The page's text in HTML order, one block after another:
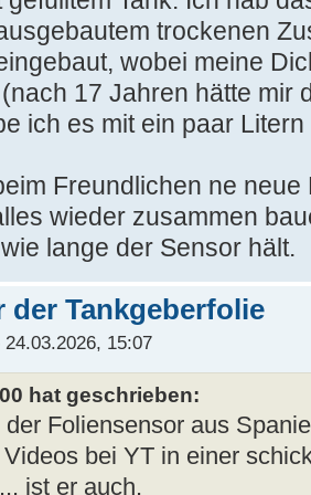
trockenen
wobei meine
17 Jahren hätte mir
ich es mit ein paar
Freundlichen ne
wieder zusammen
lange der Sensor hält.
der Tankgeberfolie
24.03.2026, 15:07
hat geschrieben:
der Foliensensor aus
bei YT in einer
ist er auch.